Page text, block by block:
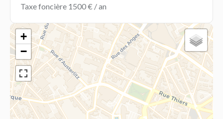
Taxe foncière 1500 € / an
+
−